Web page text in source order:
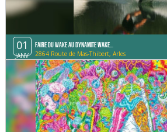
01
JANV
Faire du Wake au Dynamite Wake...
2864 Route de Mas-Thibert, Arles